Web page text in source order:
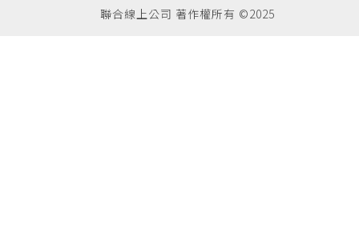
聯合線上公司 著作權所有 ©2025